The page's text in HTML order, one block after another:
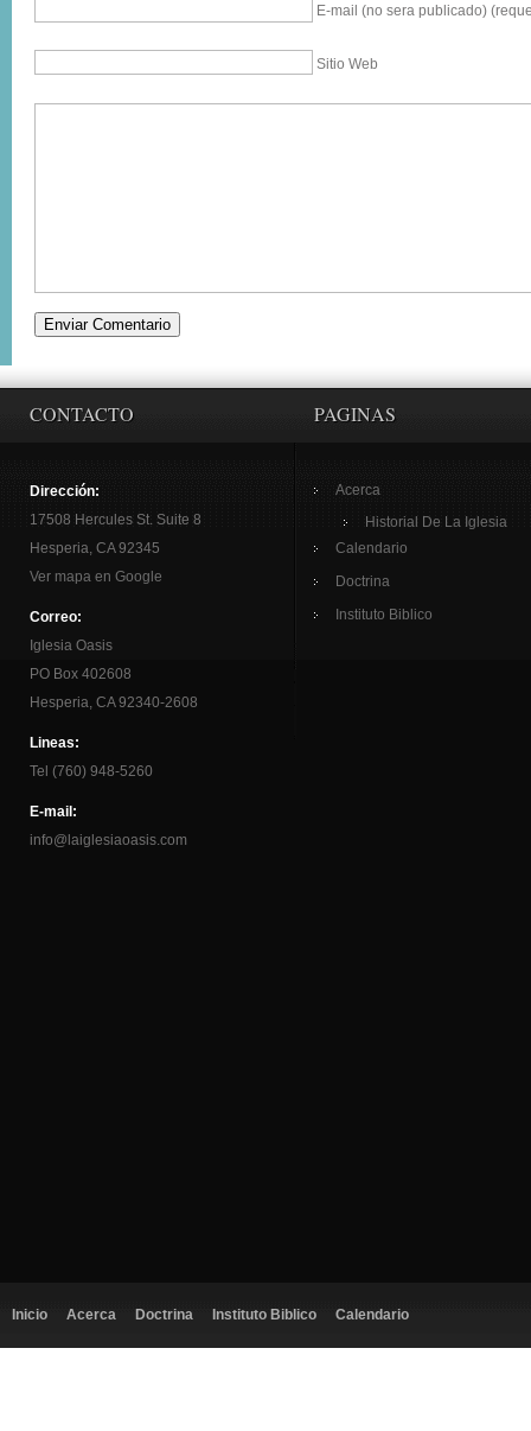
E-mail (no sera publicado)
Sitio Web
CONTACTO
Dirección:
17508 Hercules St. Suite 8
Hesperia, CA 92345
Ver mapa en Google
Correo:
Iglesia Oasis
PO Box 402608
Hesperia, CA 92340-2608
Lineas:
Tel (760) 948-5260
E-mail:
info@laiglesiaoasis.com
PAGINAS
Acerca
Historial De La Iglesia
Calendario
Doctrina
Instituto Biblico
Inicio Acerca Doctrina Instituto Biblico Calendario